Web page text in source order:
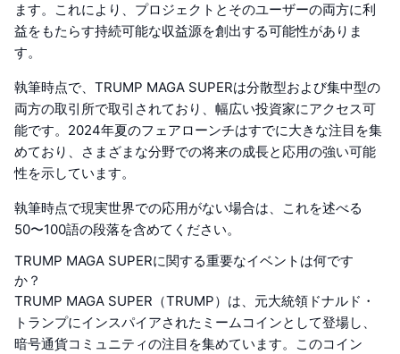
ます。これにより、プロジェクトとそのユーザーの両方に利
益をもたらす持続可能な収益源を創出する可能性がありま
す。
執筆時点で、TRUMP MAGA SUPERは分散型および集中型の
両方の取引所で取引されており、幅広い投資家にアクセス可
能です。2024年夏のフェアローンチはすでに大きな注目を集
めており、さまざまな分野での将来の成長と応用の強い可能
性を示しています。
執筆時点で現実世界での応用がない場合は、これを述べる
50〜100語の段落を含めてください。
TRUMP MAGA SUPERに関する重要なイベントは何です
か？
TRUMP MAGA SUPER（TRUMP）は、元大統領ドナルド・
トランプにインスパイアされたミームコインとして登場し、
暗号通貨コミュニティの注目を集めています。このコイン